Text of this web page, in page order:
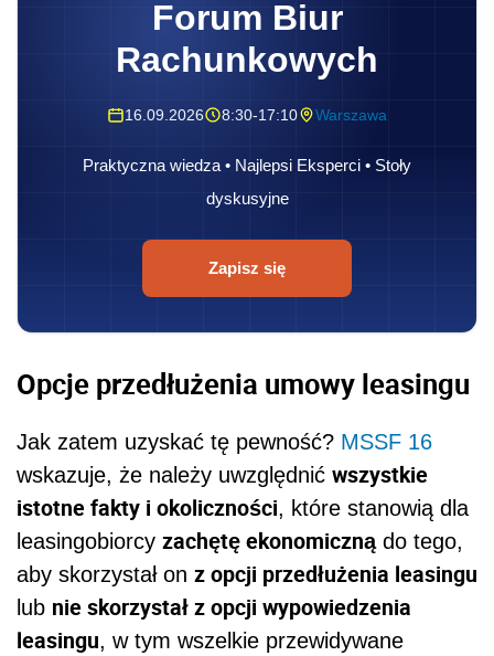
Forum Biur
Rachunkowych
16.09.2026 8:30-17:10 Warszawa
Praktyczna wiedza • Najlepsi Eksperci • Stoły
dyskusyjne
Zapisz się
Opcje przedłużenia umowy leasingu
Jak zatem uzyskać tę pewność? MSSF 16
wskazuje, że należy uwzględnić wszystkie
istotne fakty i okoliczności, które stanowią dla
leasingobiorcy zachętę ekonomicznądo tego,
aby skorzystał on z opcji przedłużenia leasingu
lub nie skorzystał z opcji wypowiedzenia
leasingu, w tym wszelkie przewidywane